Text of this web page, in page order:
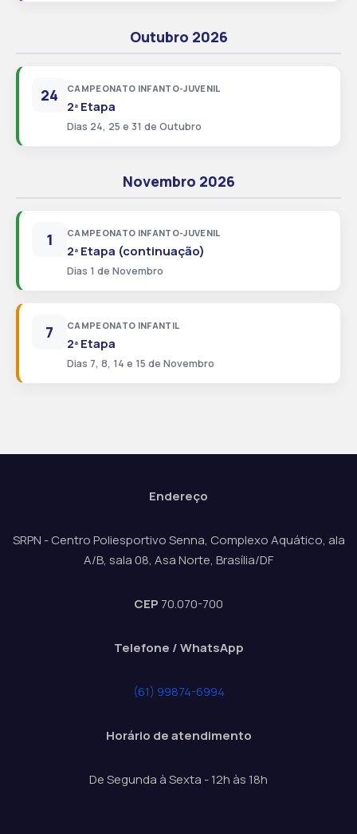
Outubro 2026
24 CAMPEONATO INFANTO-JUVENIL
2ª Etapa
Dias 24, 25 e 31 de Outubro
Novembro 2026
1 CAMPEONATO INFANTO-JUVENIL
2ª Etapa (continuação)
Dias 1 de Novembro
7 CAMPEONATO INFANTIL
2ª Etapa
Dias 7, 8, 14 e 15 de Novembro
Endereço
SRPN - Centro Poliesportivo Senna, Complexo Aquático, ala
A/B, sala 08, Asa Norte, Brasília/DF
CEP 70.070-700
Telefone / WhatsApp
(61) 99874-6994
Horário de atendimento
De Segunda à Sexta - 12h às 18h